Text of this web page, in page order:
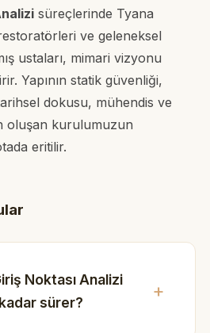
süreçlerinde Tyana
ve geleneksel
ustaları, mimari vizyonu
Yapının statik güvenliği,
dokusu, mühendis ve
oluşan kurulumuzun
eritilir.
Noktası Analizi
sürer?